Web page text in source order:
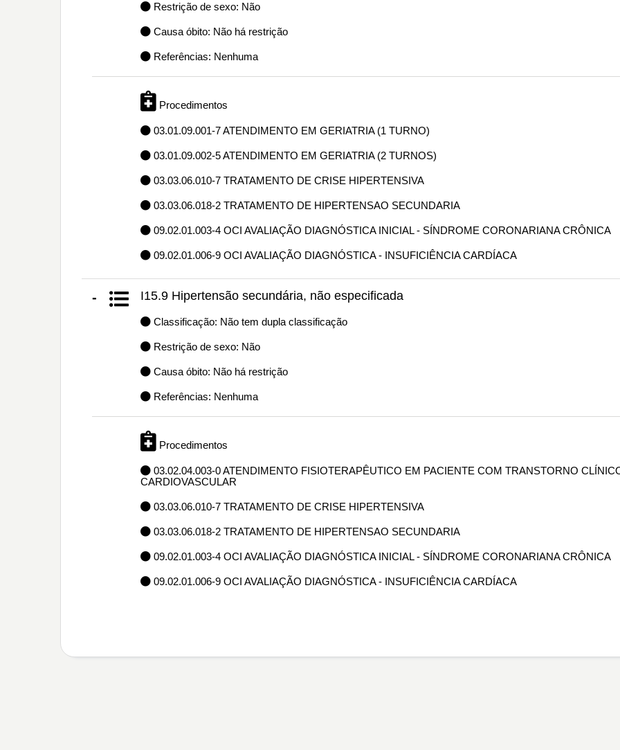
Restrição de sexo: Não
Causa óbito: Não há restrição
Referências: Nenhuma
Procedimentos
03.01.09.001-7 ATENDIMENTO EM GERIATRIA (1 TURNO)
03.01.09.002-5 ATENDIMENTO EM GERIATRIA (2 TURNOS)
03.03.06.010-7 TRATAMENTO DE CRISE HIPERTENSIVA
03.03.06.018-2 TRATAMENTO DE HIPERTENSAO SECUNDARIA
09.02.01.003-4 OCI AVALIAÇÃO DIAGNÓSTICA INICIAL - SÍNDROME CORONARIANA CRÔNICA
09.02.01.006-9 OCI AVALIAÇÃO DIAGNÓSTICA - INSUFICIÊNCIA CARDÍACA
- I15.9 Hipertensão secundária, não especificada
Classificação: Não tem dupla classificação
Restrição de sexo: Não
Causa óbito: Não há restrição
Referências: Nenhuma
Procedimentos
03.02.04.003-0 ATENDIMENTO FISIOTERAPÊUTICO EM PACIENTE COM TRANSTORNO
CARDIOVASCULAR
03.03.06.010-7 TRATAMENTO DE CRISE HIPERTENSIVA
03.03.06.018-2 TRATAMENTO DE HIPERTENSAO SECUNDARIA
09.02.01.003-4 OCI AVALIAÇÃO DIAGNÓSTICA INICIAL - SÍNDROME CORONARIANA CRÔNICA
09.02.01.006-9 OCI AVALIAÇÃO DIAGNÓSTICA - INSUFICIÊNCIA CARDÍACA